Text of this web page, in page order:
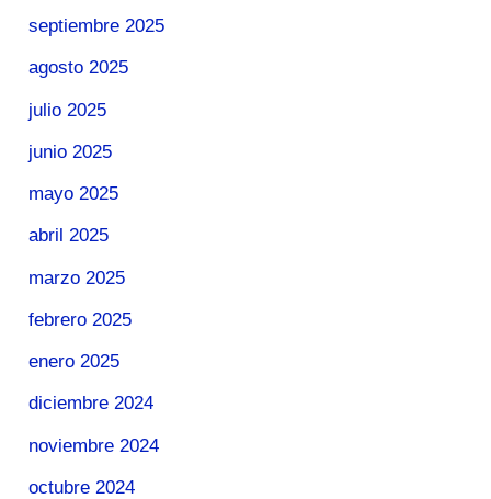
septiembre 2025
agosto 2025
julio 2025
junio 2025
mayo 2025
abril 2025
marzo 2025
febrero 2025
enero 2025
diciembre 2024
noviembre 2024
octubre 2024